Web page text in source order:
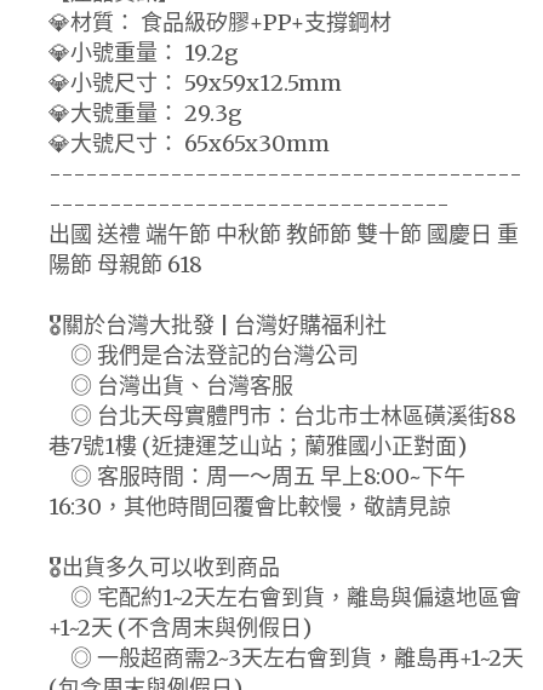
💎材質： 食品級矽膠+PP+支撐鋼材
💎小號重量： 19.2g
💎小號尺寸： 59x59x12.5mm
💎大號重量： 29.3g
💎大號尺寸： 65x65x30mm
---------------------------------------
---------------------------------
出國 送禮 端午節 中秋節 教師節 雙十節 國慶日 重
陽節 母親節 618
🎖️關於台灣大批發 | 台灣好購福利社
◎ 我們是合法登記的台灣公司
◎ 台灣出貨、台灣客服
◎ 台北天母實體門市：台北市士林區磺溪街88
巷7號1樓 (近捷運芝山站；蘭雅國小正對面)
◎ 客服時間：周一～周五 早上8:00~下午
16:30，其他時間回覆會比較慢，敬請見諒
🎖️出貨多久可以收到商品
◎ 宅配約1~2天左右會到貨，離島與偏遠地區會
+1~2天 (不含周末與例假日)
◎ 一般超商需2~3天左右會到貨，離島再+1~2天